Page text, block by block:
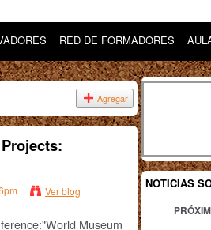
RED DE FORMADORES
Agregar
Ver blog
Museum
NOTICIAS